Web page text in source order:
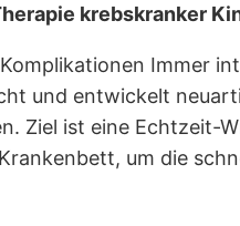
krebskranker
Immer
und entwickelt
Ziel ist eine
um die